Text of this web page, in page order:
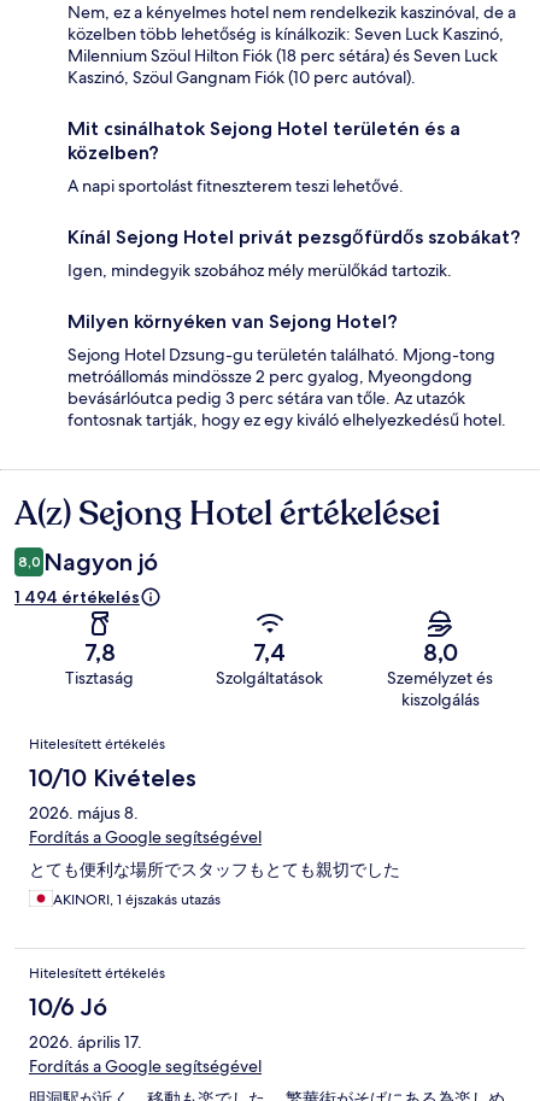
Nem, ez a kényelmes hotel nem rendelkezik kaszinóval, de a
közelben több lehetőség is kínálkozik: Seven Luck Kaszinó,
Milennium Szöul Hilton Fiók (18 perc sétára) és Seven Luck
Kaszinó, Szöul Gangnam Fiók (10 perc autóval).
Mit csinálhatok Sejong Hotel területén és a
közelben?
A napi sportolást fitneszterem teszi lehetővé.
Kínál Sejong Hotel privát pezsgőfürdős szobákat?
Igen, mindegyik szobához mély merülőkád tartozik.
Milyen környéken van Sejong Hotel?
Sejong Hotel Dzsung-gu területén található. Mjong-tong
metróállomás mindössze 2 perc gyalog, Myeongdong
bevásárlóutca pedig 3 perc sétára van tőle. Az utazók
fontosnak tartják, hogy ez egy kiváló elhelyezkedésű hotel.
Értékelések
A(z) Sejong Hotel értékelései
8,0 Nagyon jó
1 494 értékelés
7,8
Tisztaság
7,4
Szolgáltatások
8,0
Személyzet és
kiszolgálás
Értékelések
Hitelesített értékelés
10/10 Kivételes
2026. május 8.
Fordítás a Google segítségével
とても便利な場所でスタッフもとても親切でした
AKINORI, 1 éjszakás utazás
Hitelesített értékelés
10/6 Jó
2026. április 17.
Fordítás a Google segítségével